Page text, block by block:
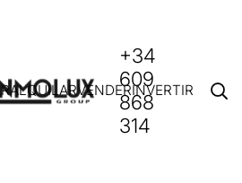
ALQUILARVENDERINVERTIR
+34
609
868
314